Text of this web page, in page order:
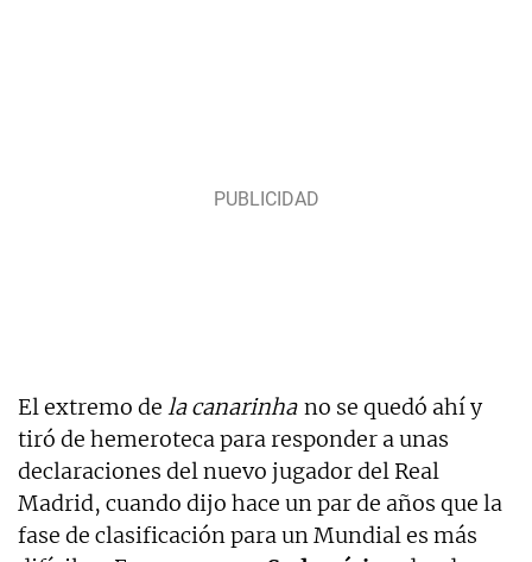
El extremo de la canarinha no se quedó ahí y
tiró de hemeroteca para responder a unas
declaraciones del nuevo jugador del Real
Madrid, cuando dijo hace un par de años que la
fase de clasificación para un Mundial es más